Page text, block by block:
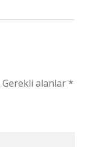
Gerekli alanlar*